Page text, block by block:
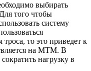
выбирать
того чтобы
систему
то это приведет к
на МТМ. В
нагрузку в